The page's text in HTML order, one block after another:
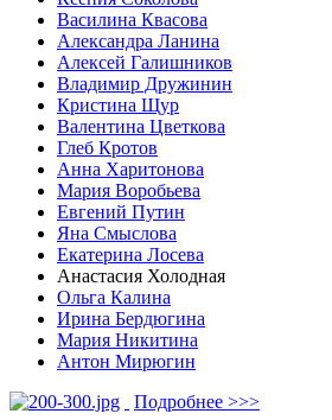
Василина Квасова
Александра Ланина
Алексей Галишников
Владимир Дружинин
Кристина Щур
Валентина Цветкова
Глеб Кротов
Анна Харитонова
Мария Воробьева
Евгений Путин
Яна Смыслова
Екатерина Лосева
Анастасия Холодная
Ольга Калина
Ирина Бердюгина
Мария Никитина
Антон Мирюгин
Подробнее >>>